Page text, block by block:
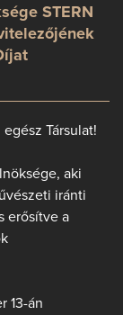
STERN
Társulat!
aki
iránti
erősítve a
13-án